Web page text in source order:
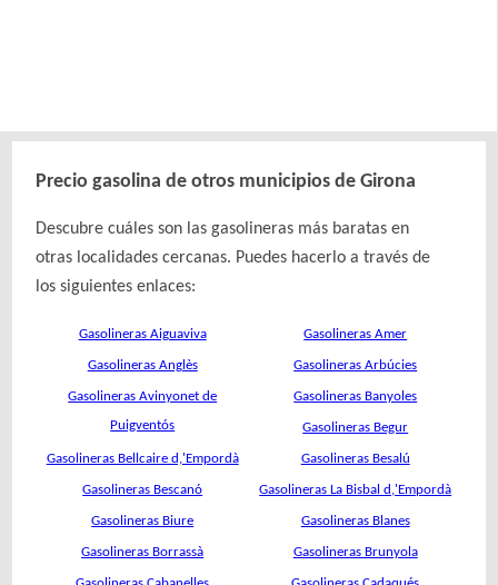
Precio gasolina de otros municipios de Girona
Descubre cuáles son las gasolineras más baratas en
otras localidades cercanas. Puedes hacerlo a través de
los siguientes enlaces:
Gasolineras Aiguaviva Gasolineras Amer
Gasolineras Anglès Gasolineras Arbúcies
Gasolineras Avinyonet de
Puigventós
Gasolineras Banyoles
Gasolineras Begur
Gasolineras Bellcaire d,'Empordà Gasolineras Besalú
Gasolineras Bescanó Gasolineras La Bisbal d,'Empordà
Gasolineras Biure Gasolineras Blanes
Gasolineras Borrassà Gasolineras Brunyola